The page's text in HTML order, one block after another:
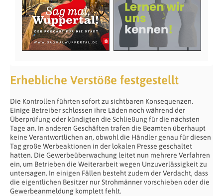
Erhebliche Verstöße festgestellt
Die Kontrollen führten sofort zu sichtbaren Konsequenzen.
Einige Betreiber schlossen ihre Läden noch während der
Überprüfung oder kündigten die Schließung für die nächsten
Tage an. In anderen Geschäften trafen die Beamten überhaupt
keine Verantwortlichen an, obwohl die Händler genau für diesen
Tag große Werbeaktionen in der lokalen Presse geschaltet
hatten. Die Gewerbeüberwachung leitet nun mehrere Verfahren
ein, um Betrieben die Weiterarbeit wegen Unzuverlässigkeit zu
untersagen. In einigen Fällen besteht zudem der Verdacht, dass
die eigentlichen Besitzer nur Strohmänner vorschieben oder die
Gewerbeanmeldung komplett fehlt.